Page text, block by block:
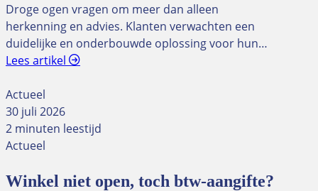
Droge ogen vragen om meer dan alleen
herkenning en advies. Klanten verwachten een
duidelijke en onderbouwde oplossing voor hun…
Lees artikel
Actueel
30 juli 2026
2 minuten leestijd
Actueel
Winkel niet open, toch btw-aangifte?